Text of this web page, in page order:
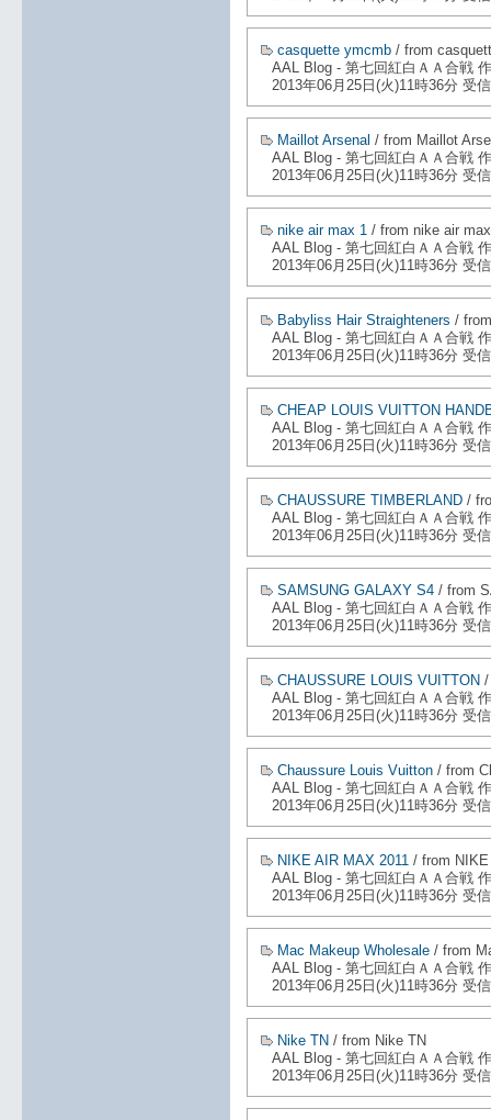
casquette ymcmb / from
AAL Blog - 第七回紅白ＡＡ合戦
2013年06月25日(火)11時36分 受信
Maillot Arsenal / from Maillot
AAL Blog - 第七回紅白ＡＡ合戦
2013年06月25日(火)11時36分 受信
nike air max 1 / from nike air
AAL Blog - 第七回紅白ＡＡ合戦
2013年06月25日(火)11時36分 受信
Babyliss Hair Straighteners /
AAL Blog - 第七回紅白ＡＡ合戦
2013年06月25日(火)11時36分 受信
CHEAP LOUIS VUITTON
AAL Blog - 第七回紅白ＡＡ合戦
2013年06月25日(火)11時36分 受信
CHAUSSURE TIMBERLAND /
AAL Blog - 第七回紅白ＡＡ合戦
2013年06月25日(火)11時36分 受信
SAMSUNG GALAXY S4 / from
AAL Blog - 第七回紅白ＡＡ合戦
2013年06月25日(火)11時36分 受信
CHAUSSURE LOUIS VUITTON /
AAL Blog - 第七回紅白ＡＡ合戦
2013年06月25日(火)11時36分 受信
Chaussure Louis Vuitton / from
AAL Blog - 第七回紅白ＡＡ合戦
2013年06月25日(火)11時36分 受信
NIKE AIR MAX 2011 / from
AAL Blog - 第七回紅白ＡＡ合戦
2013年06月25日(火)11時36分 受信
Mac Makeup Wholesale / from
AAL Blog - 第七回紅白ＡＡ合戦
2013年06月25日(火)11時36分 受信
Nike TN / from Nike TN
AAL Blog - 第七回紅白ＡＡ合戦
2013年06月25日(火)11時36分 受信